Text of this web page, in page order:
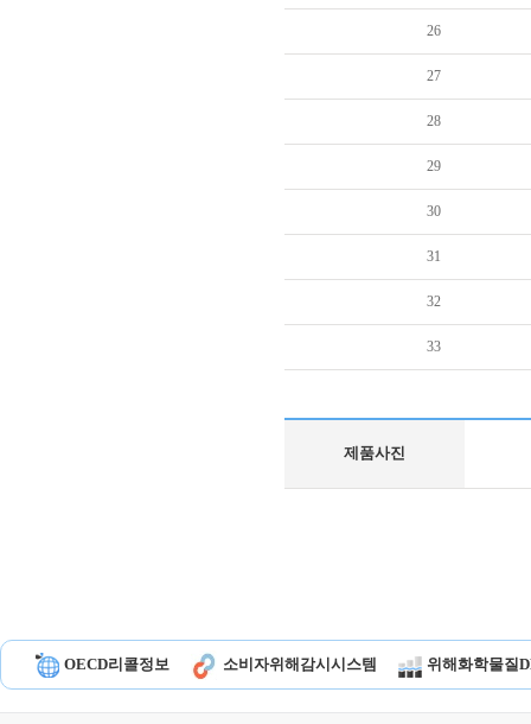
26
27
28
29
30
31
32
33
제품사진
OECD리콜정보 소비자위해감시시스템 위해화학물질